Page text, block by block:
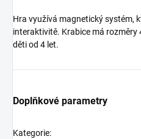
Hra využívá magnetický systém,
interaktivitě. Krabice má rozměry
děti od 4 let.
Doplňkové parametry
Kategorie: